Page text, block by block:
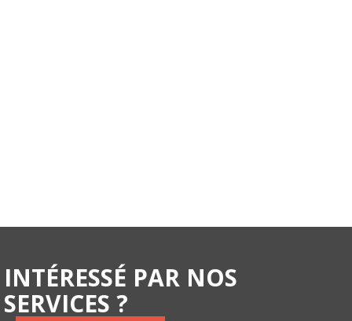
INTÉRESSÉ PAR NOS
SERVICES ?